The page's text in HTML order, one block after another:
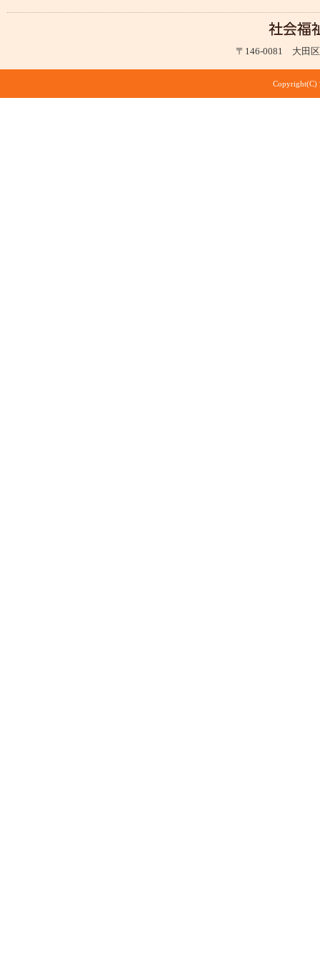
〒146-0081 大田
Copyright(C)